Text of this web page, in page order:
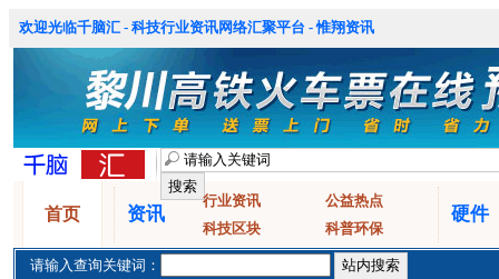
欢迎光临千脑汇 - 科技行业资讯网络汇聚平台 - 惟翔资讯
首页 资讯
行业资讯
公益热点
科技区块
科普环保
硬件
请输入查询关键词：